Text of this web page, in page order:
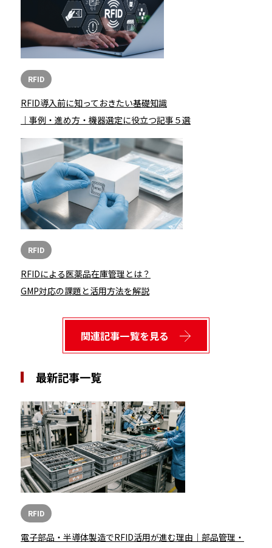
RFID
RFID導入前に知っておきたい基礎知識
｜事例・進め方・機器選定に役立つ記事５選
RFID
RFIDによる医薬品在庫管理とは？
GMP対応の課題と活用方法を解説
関連記事一覧を見る
最新記事一覧
RFID
電子部品・半導体製造でRFID活用が進む理由｜部品管理・